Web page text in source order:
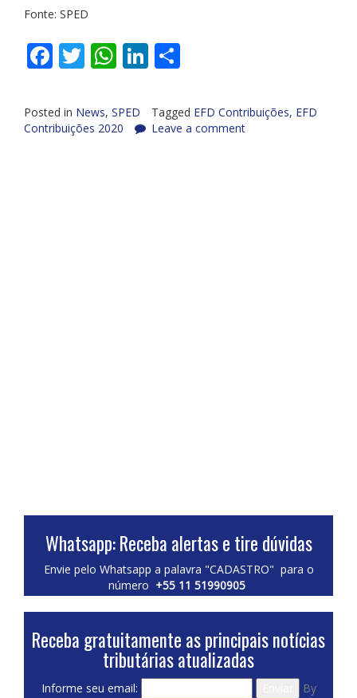
Fonte: SPED
Facebook
Twitter
WhatsApp
LinkedIn
Posted in News, SPED Tagged EFD Contribuições, EFD
Contribuições 2020
Leave a comment
Whatsapp: Receba alertas e tire dúvidas
Envie pelo Whatsapp a palavra "CADASTRO" para o
número +55 11 51990905
Receba gratuitamente as principais notícias
tributárias atualizadas
Informe seu email:
By